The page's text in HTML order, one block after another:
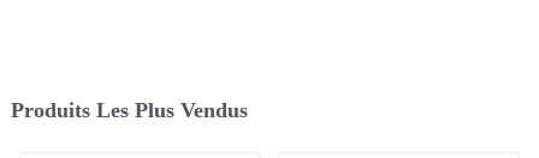
Produits Les Plus Vendus